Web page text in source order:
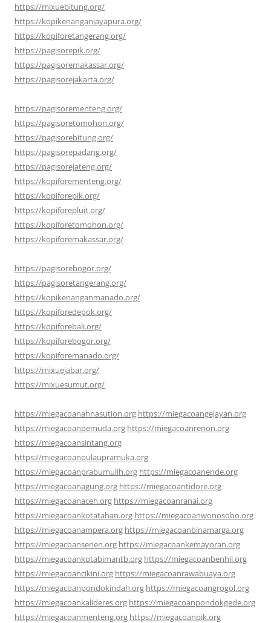
https://mixuebitung.org/
https://kopikenanganjayapura.org/
https://kopiforetangerang.org/
https://pagisorepik.org/
https://pagisoremakassar.org/
https://pagisorejakarta.org/
https://pagisorementeng.org/
https://pagisoretomohon.org/
https://pagisorebitung.org/
https://pagisorepadang.org/
https://pagisorejateng.org/
https://kopiforementeng.org/
https://kopiforepik.org/
https://kopiforepluit.org/
https://kopiforetomohon.org/
https://kopiforemakassar.org/
https://pagisorebogor.org/
https://pagisoretangerang.org/
https://kopikenanganmanado.org/
https://kopiforedepok.org/
https://kopiforebali.org/
https://kopiforebogor.org/
https://kopiforemanado.org/
https://mixuejabar.org/
https://mixuesumut.org/
https://miegacoanahnasution.org https://miegacoangejayan.org
https://miegacoanpemuda.org https://miegacoanrenon.org
https://miegacoansintang.org
https://miegacoanpulaupramuka.org
https://miegacoanprabumulih.org https://miegacoanende.org
https://miegacoanagung.org https://miegacoantidore.org
https://miegacoanaceh.org https://miegacoanranai.org
https://miegacoankotatahan.org https://miegacoanwonosobo.org
https://miegacoanampera.org https://miegacoanbinamarga.org
https://miegacoansenen.org https://miegacoankemayoran.org
https://miegacoankotabimantb.org https://miegacoanbenhil.org
https://miegacoancikini.org https://miegacoanrawabuaya.org
https://miegacoanpondokindah.org https://miegacoangrogol.org
https://miegacoankalideres.org https://miegacoanpondokgede.org
https://miegacoanmenteng.org https://miegacoanpik.org